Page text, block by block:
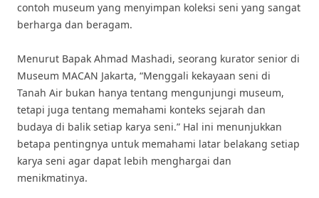
contoh museum yang menyimpan koleksi seni yang sangat
berharga dan beragam.
Menurut Bapak Ahmad Mashadi, seorang kurator senior di
Museum MACAN Jakarta, “Menggali kekayaan seni di
Tanah Air bukan hanya tentang mengunjungi museum,
tetapi juga tentang memahami konteks sejarah dan
budaya di balik setiap karya seni.” Hal ini menunjukkan
betapa pentingnya untuk memahami latar belakang setiap
karya seni agar dapat lebih menghargai dan
menikmatinya.